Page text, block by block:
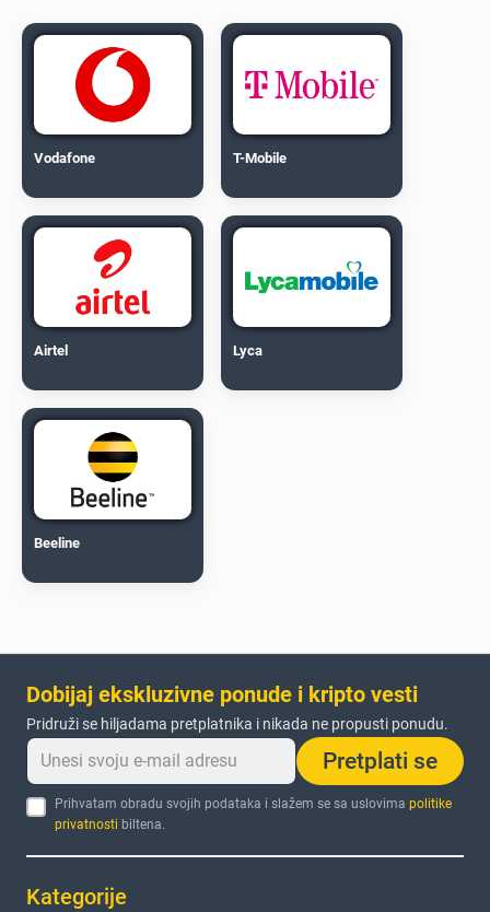
Vodafone T-Mobile
Airtel Lyca
Beeline
Dobijaj ekskluzivne ponude i kripto vesti
Pridruži se hiljadama pretplatnika i nikada ne propusti ponudu.
Pretplati se
Prihvatam obradu svojih podataka i slažem se sa uslovimapolitike
privatnosti biltena.
Kategorije